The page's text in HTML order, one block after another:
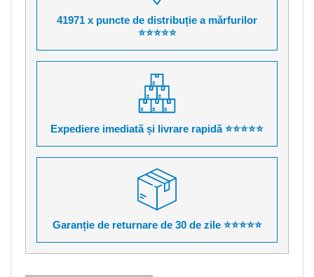
41971 x puncte de distribuție a mărfurilor
⭐⭐⭐⭐⭐
Expediere imediată și livrare rapidă ⭐⭐⭐⭐⭐
Garanție de returnare de 30 de zile ⭐⭐⭐⭐⭐